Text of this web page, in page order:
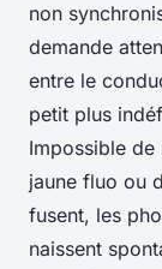
non
demande
entre le
petit plus
Impossible de
jaune fluo ou
fusent, les
naissent